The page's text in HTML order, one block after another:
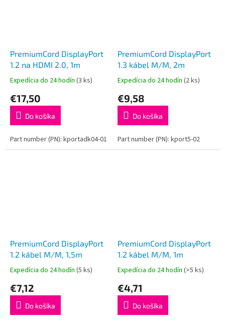
PremiumCord DisplayPort
1.2 na HDMI 2.0, 1m
Expedícia do 24 hodín (3 ks)
€17,50
Do košíka
Part number (PN): kportadk04-01
PremiumCord DisplayPort
1.3 kábel M/M, 2m
Expedícia do 24 hodín (2 ks)
€9,58
Do košíka
Part number (PN): kport5-02
PremiumCord DisplayPort
1.2 kábel M/M, 1,5m
Expedícia do 24 hodín (5 ks)
€7,12
Do košíka
PremiumCord DisplayPort
1.2 kábel M/M, 1m
Expedícia do 24 hodín (>5 ks)
€4,71
Do košíka